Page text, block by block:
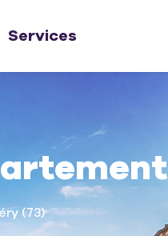
Services
(73)